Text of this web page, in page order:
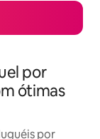
por
ótimas
por